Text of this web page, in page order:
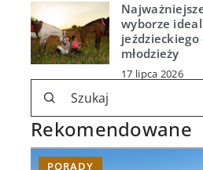
wyborze
młodzieży
17 lipca 2026
Rekomendowane
PORADY